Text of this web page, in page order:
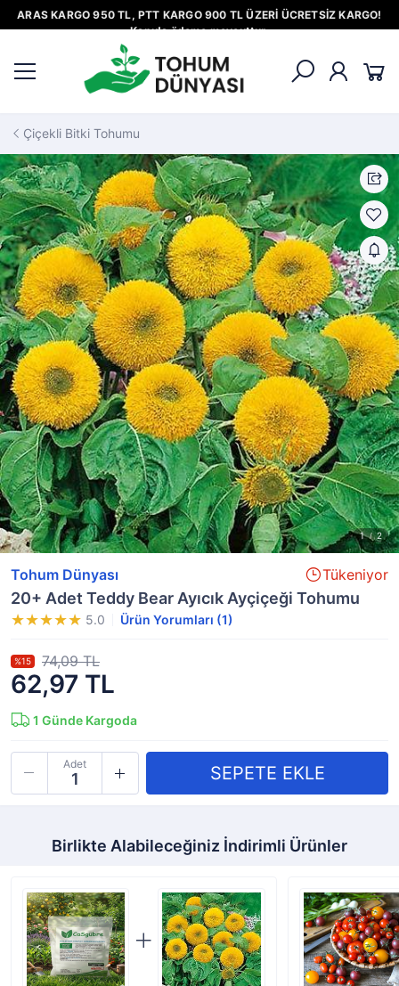
ARAS KARGO 950 TL, PTT KARGO 900 TL ÜZERİ ÜCRETSİZ KARGO!
Kapıda ödeme mevcuttur.
Çiçekli Bitki Tohumu
Tohum Dünyası Tükeniyor
20+ Adet Teddy Bear Ayıcık Ayçiçeği Tohumu
5.0 Ürün Yorumları (1)
62,97 TL
%15 74,09 TL
1 Günde Kargoda
Adet
Birlikte Alabileceğiniz İndirimli Ürünler